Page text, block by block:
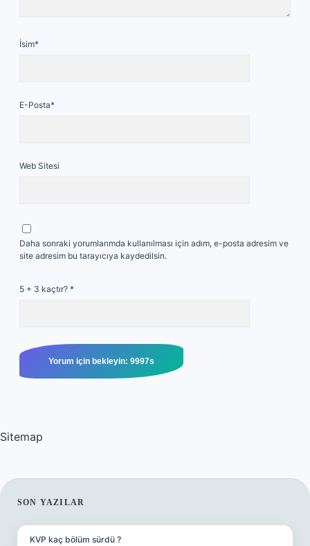
İsim*
E-Posta*
Web Sitesi
Daha sonraki yorumlarımda kullanılması için adım, e-posta adresim ve
site adresim bu tarayıcıya kaydedilsin.
5 + 3 kaçtır? *
Sitemap
SIDEBAR
SON YAZILAR
KVP kaç bölüm sürdü ?